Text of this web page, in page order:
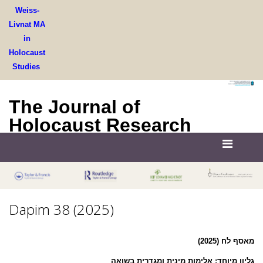
Weiss-
Livnat MA
in
Holocaust
Studies
The Journal of
Holocaust Research
Dapim 38 (2025)
מאסף לח (2025)
גליון מיוחד: אלימות מינית ומגדרית בשואה